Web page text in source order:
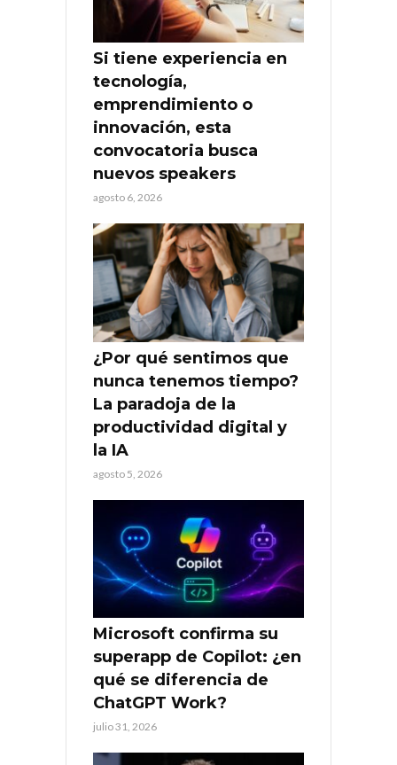
Si tiene experiencia en
tecnología,
emprendimiento o
innovación, esta
convocatoria busca
nuevos speakers
agosto 6, 2026
¿Por qué sentimos que
nunca tenemos tiempo?
La paradoja de la
productividad digital y
la IA
agosto 5, 2026
Microsoft confirma su
superapp de Copilot: ¿en
qué se diferencia de
ChatGPT Work?
julio 31, 2026